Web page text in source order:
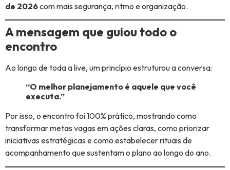
de 2026com mais segurança, ritmo e organização.
A mensagem que guiou todo o
encontro
Ao longo de toda a live, um princípio estruturou a conversa:
“O melhor planejamento é aquele que você
executa.”
Por isso, o encontro foi 100% prático, mostrando como
transformar metas vagas em ações claras, como priorizar
iniciativas estratégicas e como estabelecer rituais de
acompanhamento que sustentam o plano ao longo do ano.